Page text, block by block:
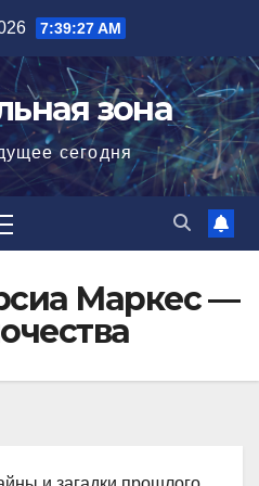
7:39:28 AM
зона
сегодня
Маркес —